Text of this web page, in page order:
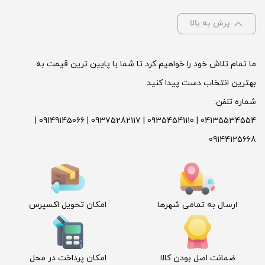
نام*
ایمیل *
پرش به بالا
ما تمام تلاش خود را خواهیم کرد تا شما با پایین ترین قیمت به
بهترین انتخاب دست پیدا کنید.
شماره تلفن:
04135534554 | 09354541110 | 09375282117 | 09149145066 |
09144125668
ارسال به تمامی شهرها امکان تحویل اکسپرس
ضمانت اصل بودن کالا امکان پرداخت در محل